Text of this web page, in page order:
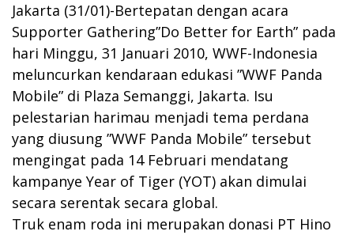
Jakarta (31/01)-Bertepatan dengan acara
Supporter Gathering”Do Better for Earth” pada
hari Minggu, 31 Januari 2010, WWF-Indonesia
meluncurkan kendaraan edukasi ”WWF Panda
Mobile” di Plaza Semanggi, Jakarta. Isu
pelestarian harimau menjadi tema perdana
yang diusung ”WWF Panda Mobile” tersebut
mengingat pada 14 Februari mendatang
kampanye Year of Tiger (YOT) akan dimulai
secara serentak secara global.
Truk enam roda ini merupakan donasi PT Hino